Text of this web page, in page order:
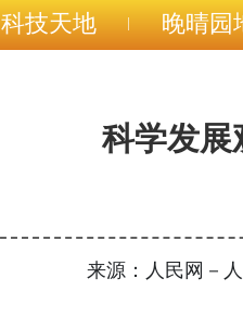
科技天地 晚晴园
科学发展
来源：人民网－